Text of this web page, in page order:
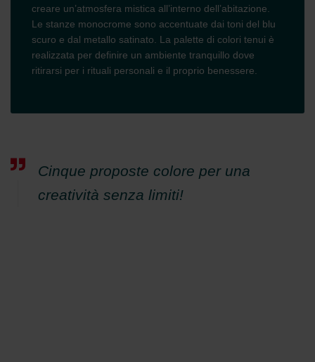
creare un’atmosfera mistica all’interno dell’abitazione.
Le stanze monocrome sono accentuate dai toni del blu
scuro e dal metallo satinato. La palette di colori tenui è
realizzata per definire un ambiente tranquillo dove
ritirarsi per i rituali personali e il proprio benessere.
Cinque proposte colore per una
creatività senza limiti!